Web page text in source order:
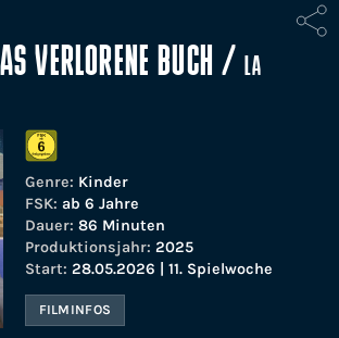
VERLORENE BUCH /LA
Genre: Kinder
FSK: ab 6 Jahre
Dauer: 86 Minuten
Produktionsjahr: 2025
Start: 28.05.2026 | 11. Spielwoche
FILMINFOS